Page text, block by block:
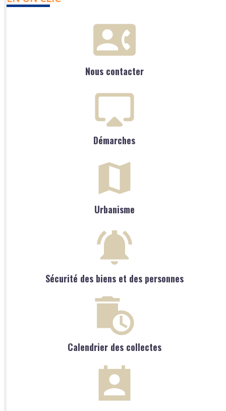
Nous contacter
Démarches
Urbanisme
Sécurité des biens et des personnes
Calendrier des collectes